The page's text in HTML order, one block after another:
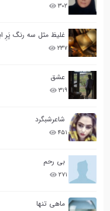
۳۰۲
غلیظ مثل سه رنگ پَرِ
۲۳۷
عشق
۳۱۹
شاعرشبگرد
۴۵۱
بی رحم
۲۷۱
ماهی تنها